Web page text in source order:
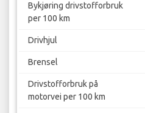
Bykjøring drivstofforbruk
per 100 km
Drivhjul
Brensel
Drivstofforbruk på
motorvei per 100 km